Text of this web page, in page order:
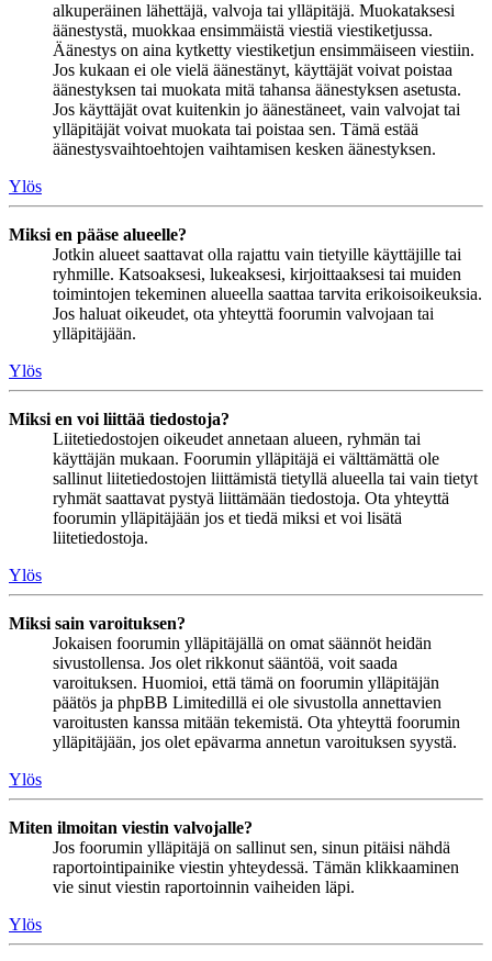
alkuperäinen lähettäjä, valvoja tai ylläpitäjä. Muokataksesi
äänestystä, muokkaa ensimmäistä viestiä viestiketjussa.
Äänestys on aina kytketty viestiketjun ensimmäiseen viestiin.
Jos kukaan ei ole vielä äänestänyt, käyttäjät voivat poistaa
äänestyksen tai muokata mitä tahansa äänestyksen asetusta.
Jos käyttäjät ovat kuitenkin jo äänestäneet, vain valvojat tai
ylläpitäjät voivat muokata tai poistaa sen. Tämä estää
äänestysvaihtoehtojen vaihtamisen kesken äänestyksen.
Ylös
Miksi en pääse alueelle?
Jotkin alueet saattavat olla rajattu vain tietyille käyttäjille tai
ryhmille. Katsoaksesi, lukeaksesi, kirjoittaaksesi tai muiden
toimintojen tekeminen alueella saattaa tarvita erikoisoikeuksia.
Jos haluat oikeudet, ota yhteyttä foorumin valvojaan tai
ylläpitäjään.
Ylös
Miksi en voi liittää tiedostoja?
Liitetiedostojen oikeudet annetaan alueen, ryhmän tai
käyttäjän mukaan. Foorumin ylläpitäjä ei välttämättä ole
sallinut liitetiedostojen liittämistä tietyllä alueella tai vain tietyt
ryhmät saattavat pystyä liittämään tiedostoja. Ota yhteyttä
foorumin ylläpitäjään jos et tiedä miksi et voi lisätä
liitetiedostoja.
Ylös
Miksi sain varoituksen?
Jokaisen foorumin ylläpitäjällä on omat säännöt heidän
sivustollensa. Jos olet rikkonut sääntöä, voit saada
varoituksen. Huomioi, että tämä on foorumin ylläpitäjän
päätös ja phpBB Limitedillä ei ole sivustolla annettavien
varoitusten kanssa mitään tekemistä. Ota yhteyttä foorumin
ylläpitäjään, jos olet epävarma annetun varoituksen syystä.
Ylös
Miten ilmoitan viestin valvojalle?
Jos foorumin ylläpitäjä on sallinut sen, sinun pitäisi nähdä
raportointipainike viestin yhteydessä. Tämän klikkaaminen
vie sinut viestin raportoinnin vaiheiden läpi.
Ylös